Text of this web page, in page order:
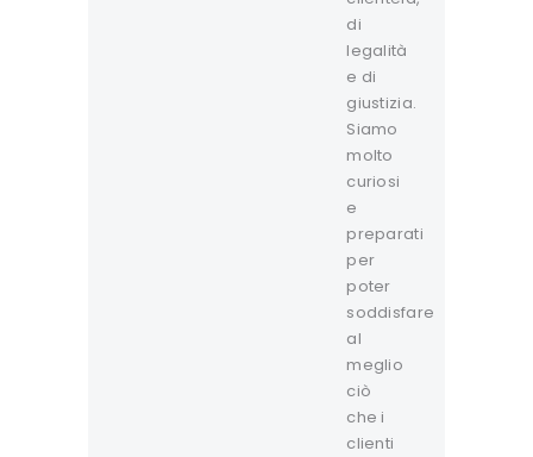
di
legalità
e di
giustizia.
Siamo
molto
curiosi
e
preparati
per
poter
soddisfare
al
meglio
ciò
che i
clienti